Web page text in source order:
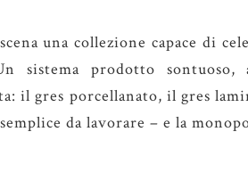
una collezione capace di
sistema prodotto
il gres porcellanato, il gres
da lavorare – e la